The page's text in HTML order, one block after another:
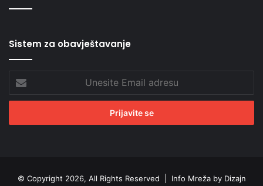
Sistem za obavještavanje
Email
adresu
© Copyright 2026, All Rights Reserved | Info Mreža by Dizajn